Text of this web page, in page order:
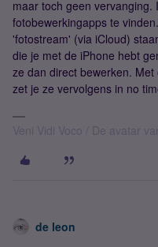
maar toch geen vervanging.
fotobewerkingapps te
'fotostream' (via iCloud)
die je met de iPhone hebt
ze dan direct bewerken.
zet je ze vervolgens in no
Veni Vidi Voco / De avatar
de leon